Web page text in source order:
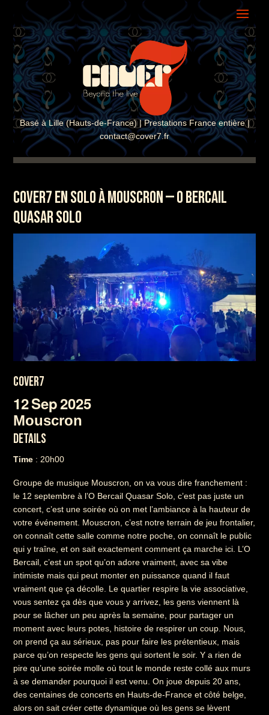
Basé à Lille (Hauts-de-France) | Prestations France entière |
contact@cover7.fr
COVER7 EN SOLO À MOUSCRON — O BERCAIL
QUASAR SOLO
COVER7
12Sep2025
Mouscron
DETAILS
Time : 20h00
Groupe de musique Mouscron, on va vous dire franchement :
le 12 septembre à l’O Bercail Quasar Solo, c’est pas juste un
concert, c’est une soirée où on met l’ambiance à la hauteur de
votre événement. Mouscron, c’est notre terrain de jeu frontalier,
on connaît cette salle comme notre poche, on connaît le public
qui y traîne, et on sait exactement comment ça marche ici. L’O
Bercail, c’est un spot qu’on adore vraiment, avec sa vibe
intimiste mais qui peut monter en puissance quand il faut
vraiment que ça décolle. Le quartier respire la vie associative,
vous sentez ça dès que vous y arrivez, les gens viennent là
pour se lâcher un peu après la semaine, pour partager un
moment avec leurs potes, histoire de respirer un coup. Nous,
on prend ça au sérieux, pas pour faire les prétentieux, mais
parce qu’on respecte les gens qui sortent le soir. Y a rien de
pire qu’une soirée molle où tout le monde reste collé aux murs
à se demander pourquoi il est venu. On joue depuis 20 ans,
des centaines de concerts en Hauts-de-France et côté belge,
alors on sait créer cette dynamique où les gens se lèvent
ASSISTANT COVER7
En ligne · Réponse instantanée